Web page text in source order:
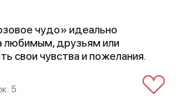
чудо» идеально
любимым, друзьям или
свои чувства и пожелания.
5